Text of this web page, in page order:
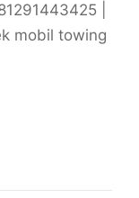
|
mobil towing